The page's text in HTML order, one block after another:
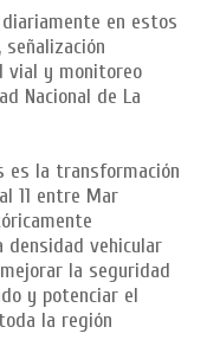
en estos
vial y monitoreo
Nacional de La
es la transformación
11 entre Mar
vehicular
la seguridad
y potenciar el
la región